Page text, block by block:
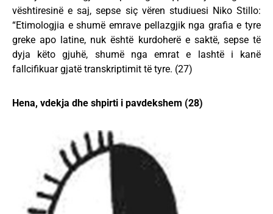
vështiresinë e saj, sepse siç vëren studiuesi Niko Stillo:
“Etimologjia e shumë emrave pellazgjik nga grafia e tyre
greke apo latine, nuk është kurdoherë e saktë, sepse të
dyja këto gjuhë, shumë nga emrat e lashtë i kanë
fallcifikuar gjatë transkriptimit të tyre. (27)
Hena, vdekja dhe shpirti i pavdekshem (28)